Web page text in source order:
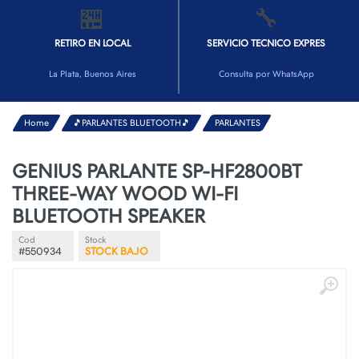
🏪
RETIRO EN LOCAL
La Plata, Buenos Aires
🔧
SERVICIO TECNICO EXPRES
Consulta por WhatsApp
Home 🎵PARLANTES BLUETOOTH🎵 PARLANTES
GENIUS PARLANTE SP-HF2800BT
THREE-WAY WOOD WI-FI
BLUETOOTH SPEAKER
Cod
#550934
Stock
STOCK BAJO